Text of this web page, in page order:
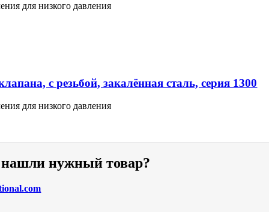
для низкого давления
с резьбой, закалённая сталь, серия 1300
для низкого давления
нужный товар?